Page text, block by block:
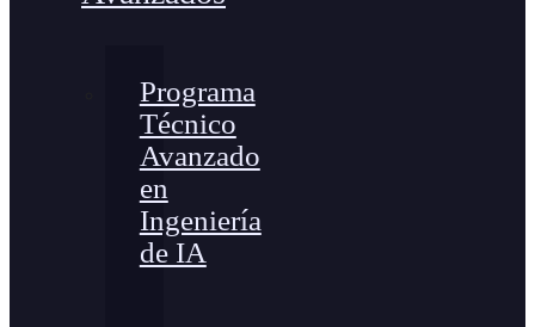
Programa
Técnico
Avanzado
en
Ingeniería
de IA